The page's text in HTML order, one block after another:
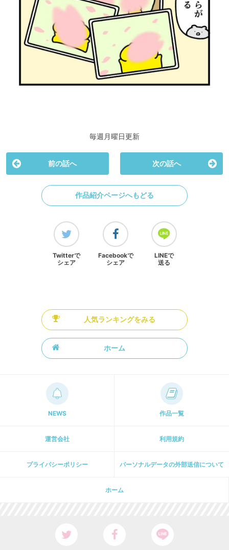
毎週月曜日更新
前の話へ 次の話へ
作品紹介ページへもどる
Twitterで
シェア
Facebookで
シェア
LINEで
送る
人気ランキングをみる
ホーム
NEWS 作品一覧
運営会社 利用規約
プライパシーポリシー パーソナルデータの外部送信について
ホーム